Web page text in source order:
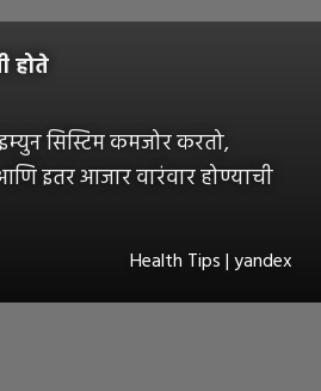
होते
सिस्टिम कमजोर करतो,
इतर आजार वारंवार होण्याची
Health Tips | yandex